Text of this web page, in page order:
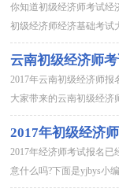
你知道初级经济师考试经
初级经济师经济基础考试
度 理解物质资料生产和
云南初级经济师
2017年云南初级经济师报
大家带来的云南初级经
2017年云南初级经济师报
2017年初级经济
2017年经济师考试报名
意什么吗?下面是yjbys小
迎阅读。 初级经济师